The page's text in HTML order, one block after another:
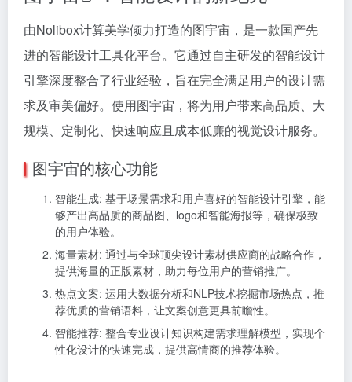
由Nolibox计算美学倾力打造的图宇宙，是一款国产先
进的智能设计工具化平台。它通过自主研发的智能设计
引擎深度整合了行业经验，旨在完全满足用户的设计需
求及审美偏好。使用图宇宙，将为用户带来高品质、大
规模、定制化、快速响应且成本低廉的视觉设计服务。
图宇宙的核心功能
智能生成: 基于场景需求和用户喜好的智能设计引擎，能
够产出高品质的商品图、logo和智能海报等，确保极致
的用户体验。
海量素材: 通过与全球顶尖设计素材供应商的战略合作，
提供海量的正版素材，助力每位用户的营销推广。
热点文案: 运用大数据分析和NLP技术挖掘市场热点，推
荐优质的营销语料，让文案创意更具前瞻性。
智能推荐: 整合专业设计知识构建需求理解模型，实现个
性化设计的快速完成，提供高情商的推荐体验。